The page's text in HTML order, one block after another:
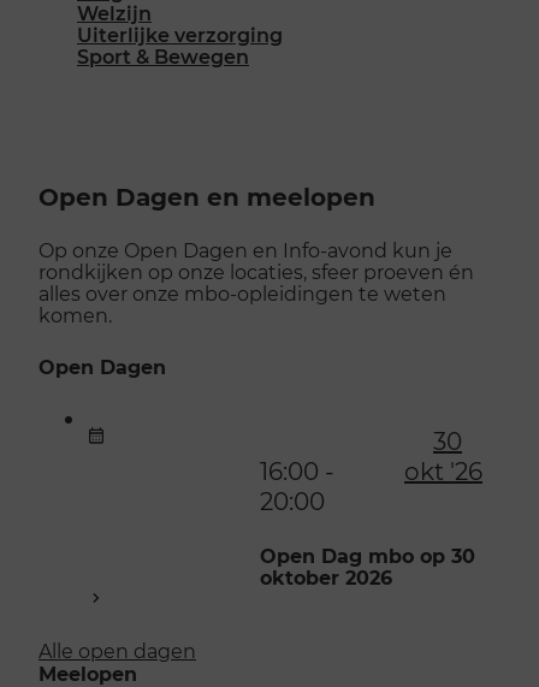
Welzijn
Uiterlijke verzorging
Sport & Bewegen
Open Dagen en meelopen
Op onze Open Dagen en Info-avond kun je
rondkijken op onze locaties, sfeer proeven én
alles over onze mbo-opleidingen te weten
komen.
Open Dagen
30
okt '26
16:00 -
20:00
Open Dag mbo op 30
oktober 2026
Alle open dagen
Meelopen